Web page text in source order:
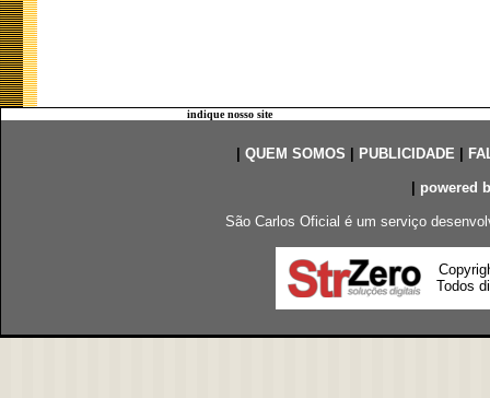
indique nosso site
QUEM SOMOS PUBLICIDADE|
powered
São Carlos Oficial é um serviço
Todos